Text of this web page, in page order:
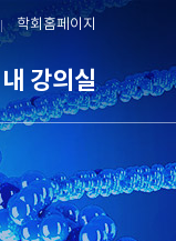
학회홈페이지
내 강의실